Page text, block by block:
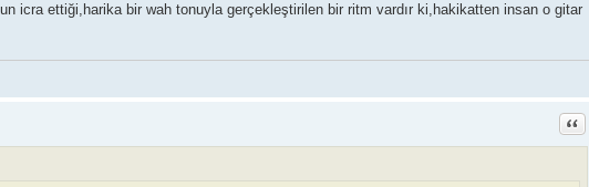
icra ettiği,harika bir wah tonuyla gerçekleştirilen bir ritm vardır ki,hakikatten insan o gitar
Alıntı